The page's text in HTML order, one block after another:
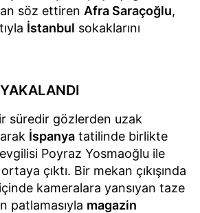
söz ettiren Afra Saraçoğlu,
İstanbul sokaklarını
süredir gözlerden uzak
İspanya tatilinde birlikte
Poyraz Yosmaoğlu ile
çıktı. Bir mekan çıkışında
kameralara yansıyan taze
patlamasıyla magazin